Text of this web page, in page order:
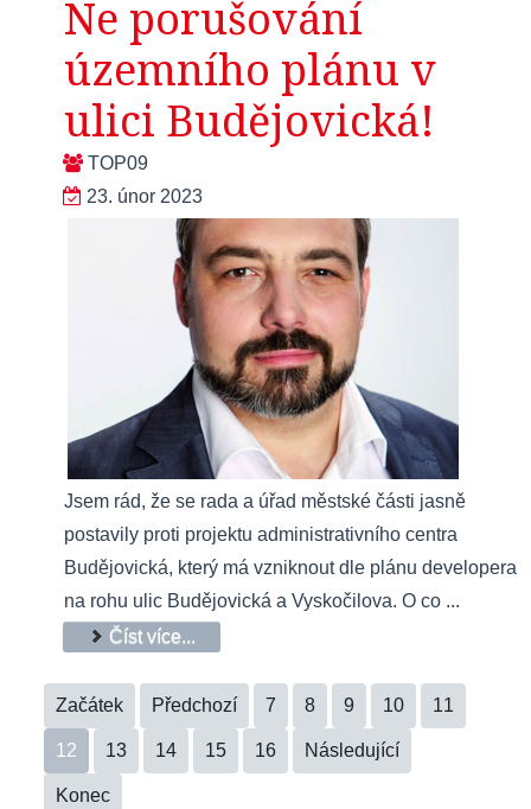
Ne porušování
územního plánu v
ulici Budějovická!
TOP09
23. únor 2023
Jsem rád, že se rada a úřad městské části jasně
postavily proti projektu administrativního centra
Budějovická, který má vzniknout dle plánu developera
na rohu ulic Budějovická a Vyskočilova. O co ...
Číst více...
Začátek Předchozí 7 8 9 10 11
12 13 14 15 16 Následující
Konec